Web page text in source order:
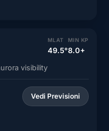
MLAT
49.5°
MIN KP
8.0+
visibility
Vedi Previsioni